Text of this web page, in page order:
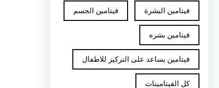
فيتامين البشرة فيتامين الجسم
فيتامين بشره
فيتامين يساعد على التركيز للاطفال
كل الفيتامينات